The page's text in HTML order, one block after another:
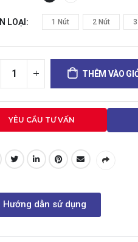
LOẠI 1 Nút 2 Nút
THÊM VÀO
YÊU CẦU TƯ VẤN
Hướng dẫn sử dụng